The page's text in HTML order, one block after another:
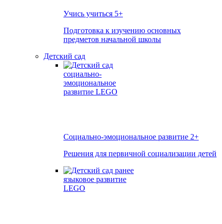
Учись учиться 5+
Подготовка к изучению основных
предметов начальной школы
Детский сад
Социально-эмоциональное развитие 2+
Решения для первичной социализации детей